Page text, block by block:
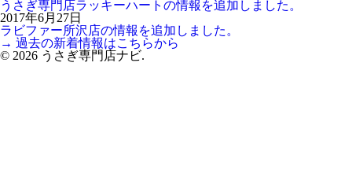
うさぎ専門店ラッキーハートの情報を追加しました。
2017年6月27日
ラビファー所沢店の情報を追加しました。
→ 過去の新着情報はこちらから
© 2026 うさぎ専門店ナビ.